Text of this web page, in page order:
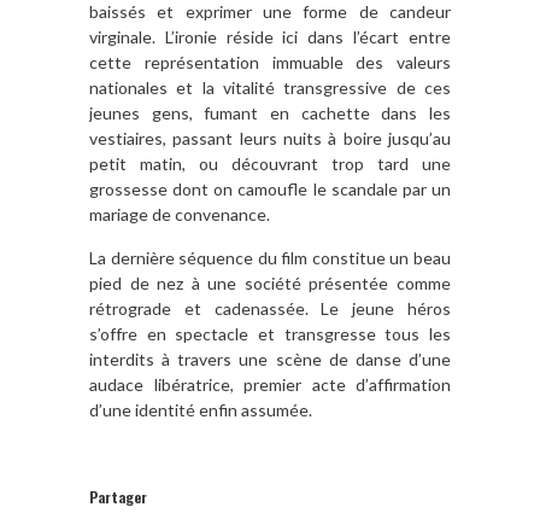
baissés et exprimer une forme de candeur
virginale. L’ironie réside ici dans l’écart entre
cette représentation immuable des valeurs
nationales et la vitalité transgressive de ces
jeunes gens, fumant en cachette dans les
vestiaires, passant leurs nuits à boire jusqu’au
petit matin, ou découvrant trop tard une
grossesse dont on camoufle le scandale par un
mariage de convenance.
La dernière séquence du film constitue un beau
pied de nez à une société présentée comme
rétrograde et cadenassée. Le jeune héros
s’offre en spectacle et transgresse tous les
interdits à travers une scène de danse d’une
audace libératrice, premier acte d’affirmation
d’une identité enfin assumée.
Partager